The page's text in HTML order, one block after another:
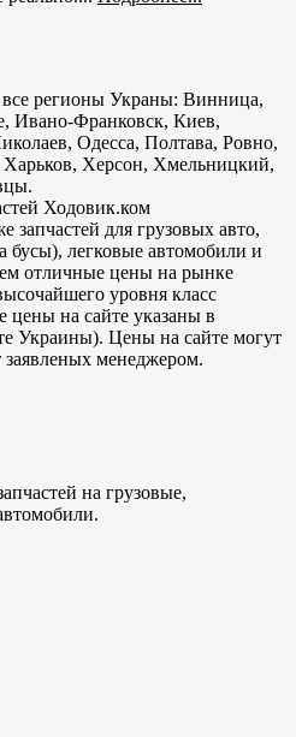
регионы Украны: Винница,
Ивано-Франковск, Киев,
Одесса, Полтава, Ровно,
Херсон, Хмельницкий,
Ходовик.ком
запчастей для грузовых авто,
бусы), легковые автомобили и
отличные цены на рынке
уровня класс
цены на сайте указаны в
Украины). Цены на сайте могут
заявленых менеджером.
на грузовые,